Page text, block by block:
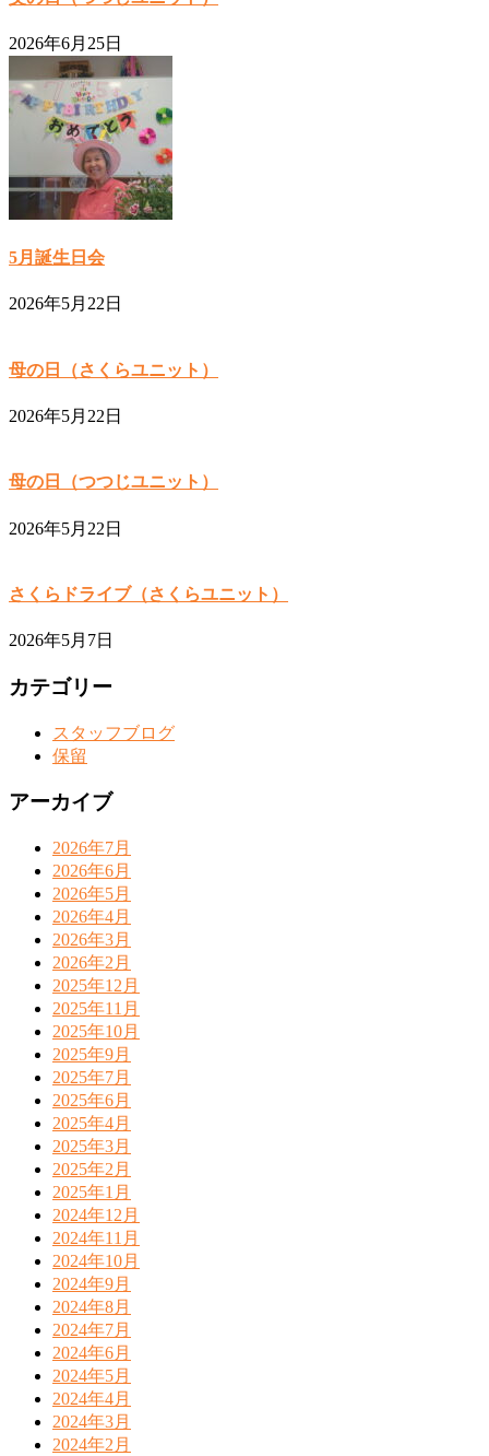
2026年6月25日
5月誕生日会
2026年5月22日
母の日（さくらユニット）
2026年5月22日
母の日（つつじユニット）
2026年5月22日
さくらドライブ（さくらユニット）
2026年5月7日
カテゴリー
スタッフブログ
保留
アーカイブ
2026年7月
2026年6月
2026年5月
2026年4月
2026年3月
2026年2月
2025年12月
2025年11月
2025年10月
2025年9月
2025年7月
2025年6月
2025年4月
2025年3月
2025年2月
2025年1月
2024年12月
2024年11月
2024年10月
2024年9月
2024年8月
2024年7月
2024年6月
2024年5月
2024年4月
2024年3月
2024年2月